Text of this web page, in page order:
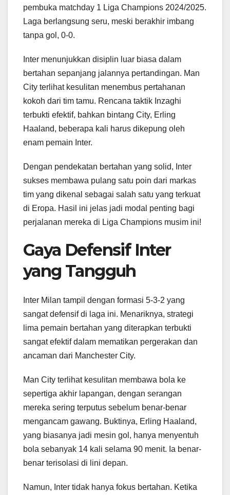
pembuka matchday 1 Liga Champions 2024/2025.
Laga berlangsung seru, meski berakhir imbang
tanpa gol, 0-0.
Inter menunjukkan disiplin luar biasa dalam
bertahan sepanjang jalannya pertandingan. Man
City terlihat kesulitan menembus pertahanan
kokoh dari tim tamu. Rencana taktik Inzaghi
terbukti efektif, bahkan bintang City, Erling
Haaland, beberapa kali harus dikepung oleh
enam pemain Inter.
Dengan pendekatan bertahan yang solid, Inter
sukses membawa pulang satu poin dari markas
tim yang dikenal sebagai salah satu yang terkuat
di Eropa. Hasil ini jelas jadi modal penting bagi
perjalanan mereka di Liga Champions musim ini!
Gaya Defensif Inter
yang Tangguh
Inter Milan tampil dengan formasi 5-3-2 yang
sangat defensif di laga ini. Menariknya, strategi
lima pemain bertahan yang diterapkan terbukti
sangat efektif dalam mematikan pergerakan dan
ancaman dari Manchester City.
Man City terlihat kesulitan membawa bola ke
sepertiga akhir lapangan, dengan serangan
mereka sering terputus sebelum benar-benar
mengancam gawang. Buktinya, Erling Haaland,
yang biasanya jadi mesin gol, hanya menyentuh
bola sebanyak 14 kali selama 90 menit. Ia benar-
benar terisolasi di lini depan.
Namun, Inter tidak hanya fokus bertahan. Ketika